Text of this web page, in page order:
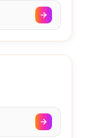
aug.–01. sep.